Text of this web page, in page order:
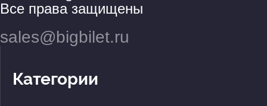
Все права защищены
sales@bigbilet.ru
Категории